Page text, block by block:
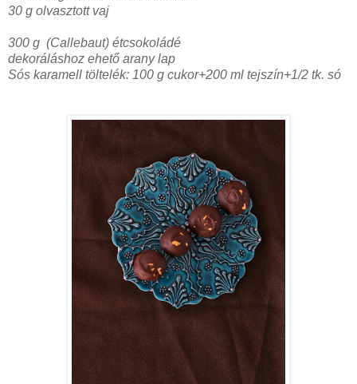
30 g olvasztott vaj
300 g (Callebaut) étcsokoládé
dekoráláshoz ehető arany lap
Sós karamell töltelék: 100 g cukor+200 ml tejszín+1/2 tk. só